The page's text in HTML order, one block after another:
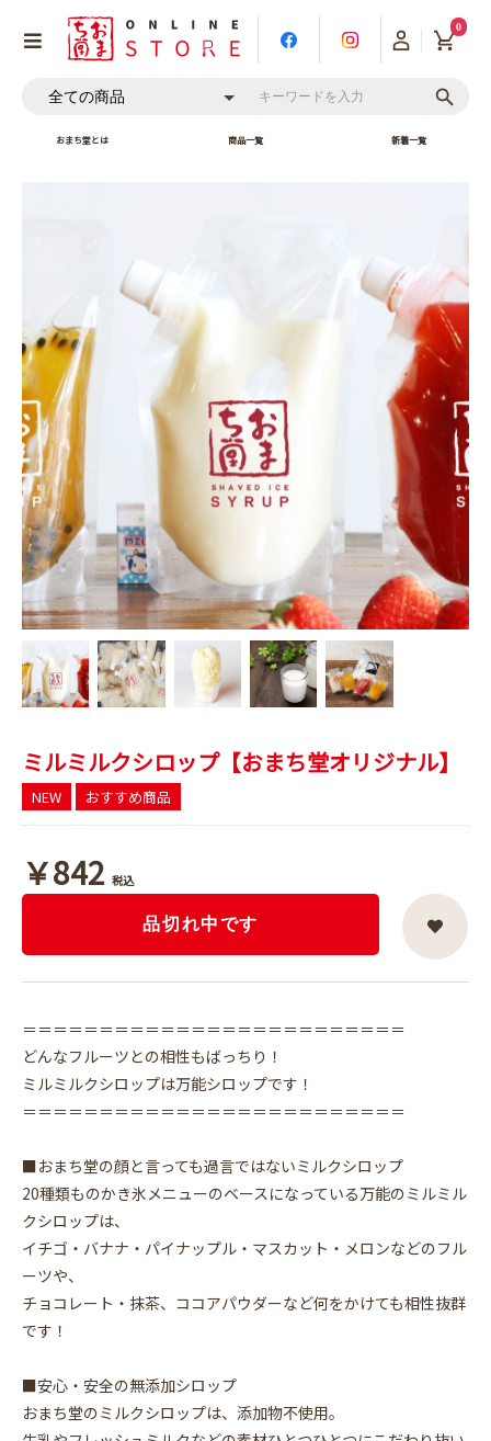
0
おまち堂とは 商品一覧 新着一覧
ミルミルクシロップ【おまち堂オリジナル】
NEW おすすめ商品
￥842 税込
品切れ中です
＝＝＝＝＝＝＝＝＝＝＝＝＝＝＝＝＝＝＝＝＝＝＝＝＝
どんなフルーツとの相性もばっちり！
ミルミルクシロップは万能シロップです！
＝＝＝＝＝＝＝＝＝＝＝＝＝＝＝＝＝＝＝＝＝＝＝＝＝
■おまち堂の顔と言っても過言ではないミルクシロップ
20種類ものかき氷メニューのベースになっている万能のミルミル
クシロップは、
イチゴ・バナナ・パイナップル・マスカット・メロンなどのフル
ーツや、
チョコレート・抹茶、ココアパウダーなど何をかけても相性抜群
です！
■安心・安全の無添加シロップ
おまち堂のミルクシロップは、添加物不使用。